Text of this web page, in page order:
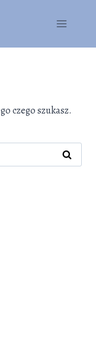
czego szukasz.